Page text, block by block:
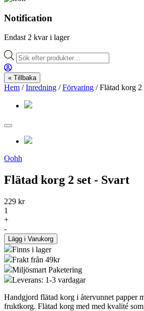
Notification
Endast 2 kvar i lager
Products
search
« Tillbaka
Hem /Inredning /Förvaring / Flätad korg 2
Oohh
Flätad korg 2 set - Svart
229 kr
1
+
-
Lägg i Varukorg
Finns i lager
Frakt från 49kr
Miljösmart Paketering
Leverans: 1-3 vardagar
Handgjord flätad korg i återvunnet papper
fruktkorg. Flätad korg med med kvalité